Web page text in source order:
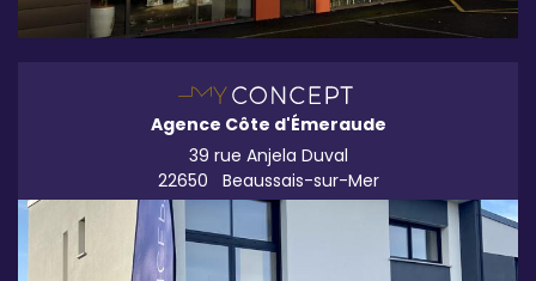
Agence Côte d'Émeraude
39 rue Anjela Duval
22650
Beaussais-sur-Mer